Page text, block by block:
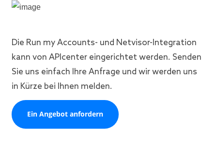
Die Run my Accounts- und Netvisor-Integration
kann von APIcenter eingerichtet werden. Senden
Sie uns einfach Ihre Anfrage und wir werden uns
in Kürze bei Ihnen melden.
Ein Angebot anfordern